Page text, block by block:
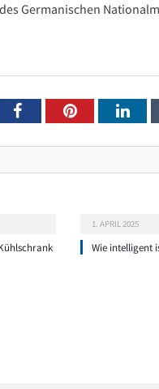
Germanischen
FacebookPinterest
1. APRIL 2025
Wie intelligent